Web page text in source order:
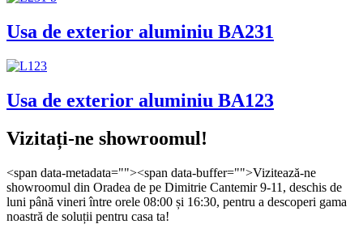
Usa de exterior aluminiu BA231
Usa de exterior aluminiu BA123
Vizitați-ne showroomul!
<span data-metadata=""><span data-buffer="">Vizitează-ne
showroomul din Oradea de pe Dimitrie Cantemir 9-11, deschis de
luni până vineri între orele 08:00 și 16:30, pentru a descoperi gama
noastră de soluții pentru casa ta!